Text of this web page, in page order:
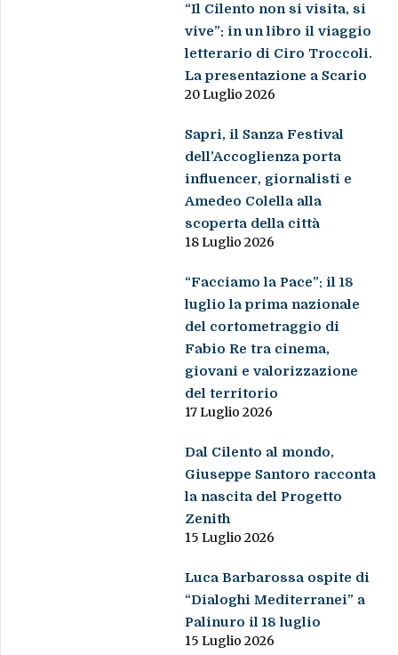
“Il Cilento non si visita, si
vive”: in un libro il viaggio
letterario di Ciro Troccoli.
La presentazione a Scario
20 Luglio 2026
Sapri, il Sanza Festival
dell’Accoglienza porta
influencer, giornalisti e
Amedeo Colella alla
scoperta della città
18 Luglio 2026
“Facciamo la Pace”: il 18
luglio la prima nazionale
del cortometraggio di
Fabio Re tra cinema,
giovani e valorizzazione
del territorio
17 Luglio 2026
Dal Cilento al mondo,
Giuseppe Santoro racconta
la nascita del Progetto
Zenith
15 Luglio 2026
Luca Barbarossa ospite di
“Dialoghi Mediterranei” a
Palinuro il 18 luglio
15 Luglio 2026